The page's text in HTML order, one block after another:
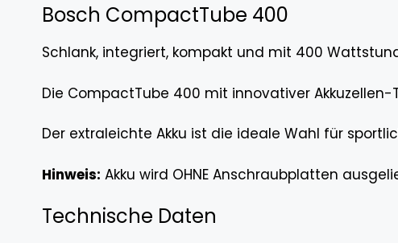
Bosch CompactTube 400
Schlank, integriert, kompakt und mit 400
Die CompactTube 400 mit innovativer
Der extraleichte Akku ist die ideale Wahl für
Hinweis: Akku wird OHNE Anschraubplatten
Technische Daten